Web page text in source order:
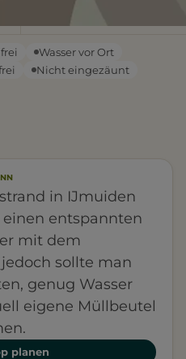
KLARER HIMMEL
Wasser vor Ort
Nicht eingezäunt
in IJmuiden
entspannten
mit dem
sollte man
genug Wasser
eigene Müllbeutel
planen